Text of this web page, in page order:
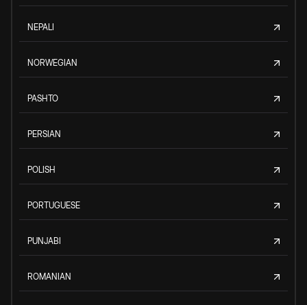
NEPALI
NORWEGIAN
PASHTO
PERSIAN
POLISH
PORTUGUESE
PUNJABI
ROMANIAN